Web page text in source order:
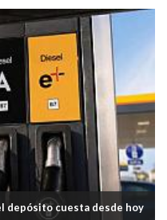
depósito cuesta desde hoy